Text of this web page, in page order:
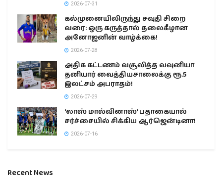
2026-07-31
கல்முனையிலிருந்து சவுதி சிறை
வரை: ஒரு கருத்தால் தலைகீழான
அனோஜனின் வாழ்க்கை!
2026-07-28
அதிக கட்டணம் வசூலித்த வவுனியா
தனியார் வைத்தியசாலைக்கு ரூ.5
இலட்சம் அபராதம்!
2026-07-29
‘லாஸ் மால்வினாஸ்’ பதாகையால்
சர்ச்சையில் சிக்கிய ஆர்ஜென்டினா!
2026-07-16
Recent News